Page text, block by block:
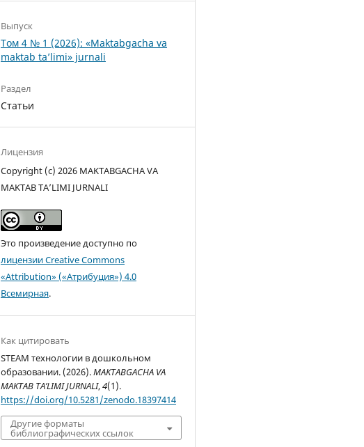
Выпуск
Том 4 № 1 (2026): «Maktabgacha va
maktab ta’limi» jurnali
Раздел
Статьи
Лицензия
Copyright (c) 2026 MAKTABGACHA VA
MAKTAB TA’LIMI JURNALI
Это произведение доступно по
лицензии Creative Commons
«Attribution» («Атрибуция») 4.0
Всемирная.
Как цитировать
STEAM технологии в дошкольном
образовании. (2026).MAKTABGACHA VA
MAKTAB TA’LIMI JURNALI,4(1).
https://doi.org/10.5281/zenodo.18397414
Другие форматы
библиографических ссылок